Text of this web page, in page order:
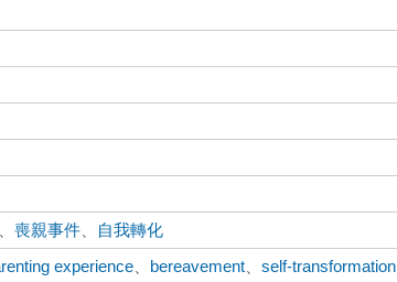
、喪親事件
自我轉化
experience bereavement 、self-transformation